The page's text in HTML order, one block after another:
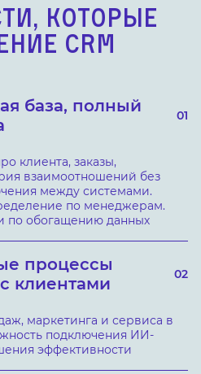
КОТОРЫЕ
CRM
база, полный
01
клиента, заказы,
взаимоотношений без
между системами.
по менеджерам.
по обогащению данных
процессы
клиентами
02
маркетинга и сервиса в
подключения ИИ-
эффективности